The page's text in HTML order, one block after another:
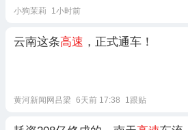
小狗茉莉 1小时前
云南这条高速 ，正式通车！
黄河新闻网吕梁 6天前 17:38 1跟贴